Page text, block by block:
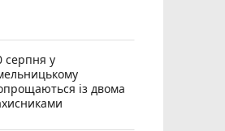
серпня у
із двома